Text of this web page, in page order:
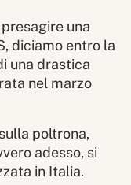
una
diciamo entro la
una drastica
nel marzo
poltrona,
adesso, si
in Italia.